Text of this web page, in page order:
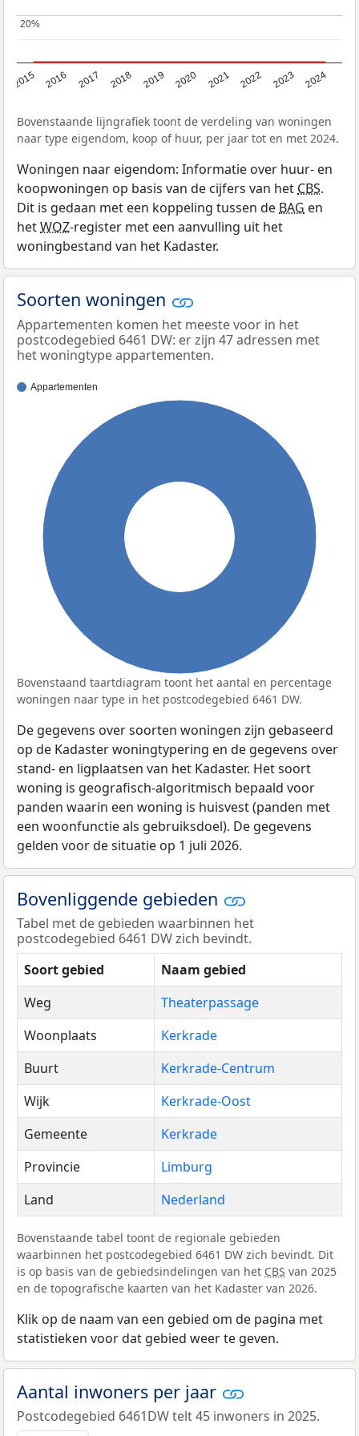
2015 2016 2017 2018 2019 2020 2021 2022 2023 2024
20%
20%
Bovenstaande lijngrafiek toont de verdeling van woningen
naar type eigendom, koop of huur, per jaar tot en met 2024.
Woningen naar eigendom: Informatie over huur- en
koopwoningen op basis van de cijfers van hetCBS.
Dit is gedaan met een koppeling tussen deBAG en
hetWOZ-register met een aanvulling uit het
woningbestand van het Kadaster.
Soorten woningen
Appartementen komen het meeste voor in het
postcodegebied 6461 DW: er zijn 47 adressen met
het woningtype appartementen.
Appartementen
Bovenstaand taartdiagram toont het aantal en percentage
woningen naar type in het postcodegebied 6461 DW.
De gegevens over soorten woningen zijn gebaseerd
op de Kadaster woningtypering en de gegevens over
stand- en ligplaatsen van het Kadaster. Het soort
woning is geografisch-algoritmisch bepaald voor
panden waarin een woning is huisvest (panden met
een woonfunctie als gebruiksdoel). De gegevens
gelden voor de situatie op 1 juli 2026.
Bovenliggende gebieden
Tabel met de gebieden waarbinnen het
postcodegebied 6461 DW zich bevindt.
Soort gebied
Naam gebied
Weg
Theaterpassage
Woonplaats
Kerkrade
Buurt
Kerkrade-Centrum
Wijk
Kerkrade-Oost
Gemeente
Kerkrade
Provincie
Limburg
Land
Nederland
Bovenstaande tabel toont de regionale gebieden
waarbinnen het postcodegebied 6461 DW zich bevindt. Dit
is op basis van de gebiedsindelingen van het CBS van 2025
en de topografische kaarten van het Kadaster van 2026.
Klik op de naam van een gebied om de pagina met
statistieken voor dat gebied weer te geven.
Aantal inwoners per jaar
Postcodegebied 6461DW telt 45 inwoners in 2025.